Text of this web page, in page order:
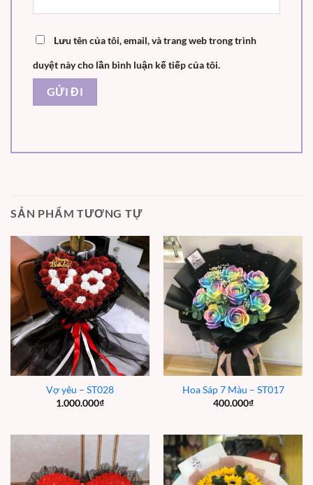
Lưu tên của tôi, email, và trang web trong trình
duyệt này cho lần bình luận kế tiếp của tôi.
SẢN PHẨM TƯƠNG TỰ
Vợ yêu – ST028
1.000.000₫
Hoa Sáp 7 Màu – ST017
400.000₫